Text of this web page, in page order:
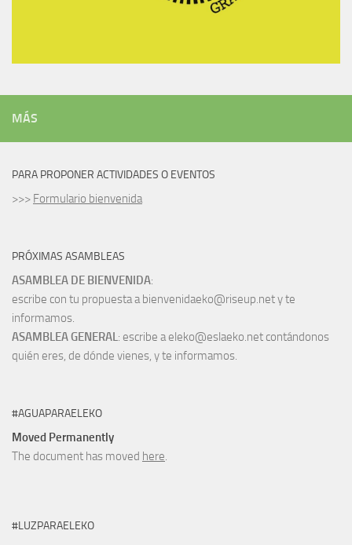
MÁS
PARA PROPONER ACTIVIDADES O EVENTOS
>>> Formulario bienvenida
PRÓXIMAS ASAMBLEAS
ASAMBLEA DE BIENVENIDA:
escribe con tu propuesta a bienvenidaeko@riseup.net y te
informamos.
ASAMBLEA GENERAL: escribe a eleko@eslaeko.net contándonos
quién eres, de dónde vienes, y te informamos.
#AGUAPARAELEKO
Moved Permanently
The document has moved here.
#LUZPARAELEKO